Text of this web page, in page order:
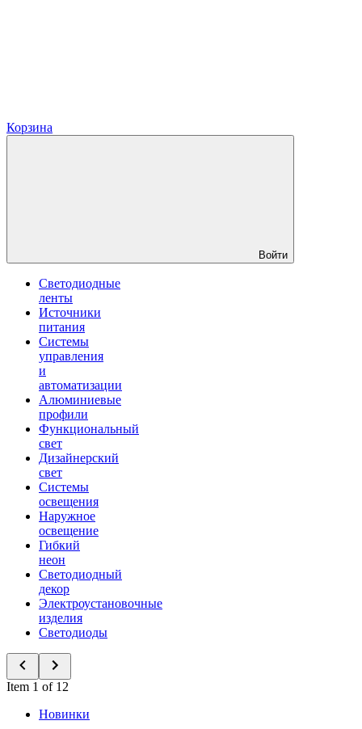
Корзина
Войти
Светодиодные
ленты
Источники
питания
Системы
управления
и
автоматизации
Алюминиевые
профили
Функциональный
свет
Дизайнерский
свет
Системы
освещения
Наружное
освещение
Гибкий
неон
Светодиодный
декор
Электроустановочные
изделия
Светодиоды
Item 1 of 12
Новинки